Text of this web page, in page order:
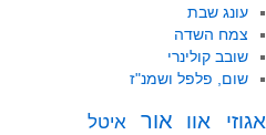
עונג שבת
צמח השדה
שובב קולינרי
שום, פלפל ושמנ"ז
אגוזי
אוו
אור
איטל